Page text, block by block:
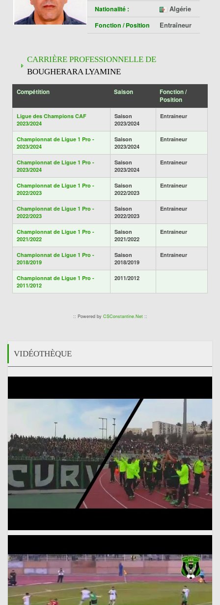
Nationalité : Algérie
Fonction / Position Entraîneur
CARRIÈRE PROFESSIONNELLE DE
BOUGHERARA LYAMINE
Compétition Saison
Fonction /
Position
Ligue des Champions CAF
2023/2024
Saison
2023/2024
Entraîneur
Championnat de Ligue 1 Pro -
2023/2024
Saison
2023/2024
Entraîneur
Championnat de Ligue 1 Pro -
2023/2024
Saison
2023/2024
Entraîneur
Championnat de Ligue 1 Pro -
2022/2023
Saison
2022/2023
Entraîneur
Championnat de Ligue 1 Pro -
2022/2023
Saison
2022/2023
Entraîneur
Championnat de Ligue 1 Pro -
2021/2022
Saison
2021/2022
Entraîneur
Championnat de Ligue 1 Pro -
2018/2019
Saison
2018/2019
Entraîneur
Championnat de Ligue 1 Pro -
2011/2012
2011/2012
:: Powered by CSConstantine.Net::
VIDÉOTHÈQUE